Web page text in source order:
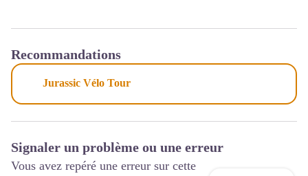
Recommandations
Jurassic Vélo Tour
Signaler un problème ou une erreur
Vous avez repéré une erreur sur cette